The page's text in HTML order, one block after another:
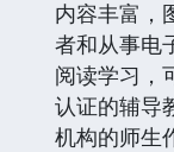
内容丰富，
者和从事电
阅读学习，
认证的辅导
机构的师生